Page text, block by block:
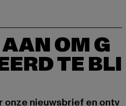
OM G
TE BLI
onze nieuwsbrief en ontv